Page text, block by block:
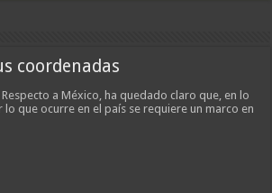
coordenadas
a México, ha quedado claro que, en lo
lo que ocurre en el país se requiere un marco en